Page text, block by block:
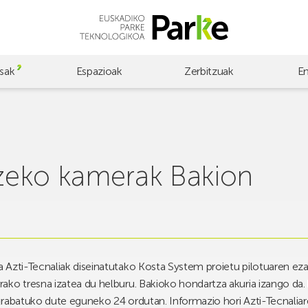
Espazioak Zerbitzuak
kamerak Bakion
Tecnaliak diseinatutako Kosta System proietu pilotuaren
tresna izatea du helburu. Bakioko hondartza akuria izango
dute eguneko 24 ordutan. Informazio hori Azti-